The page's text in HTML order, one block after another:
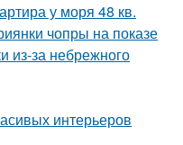
у моря 48 кв.
чопры на показе
из-за небрежного
интерьеров